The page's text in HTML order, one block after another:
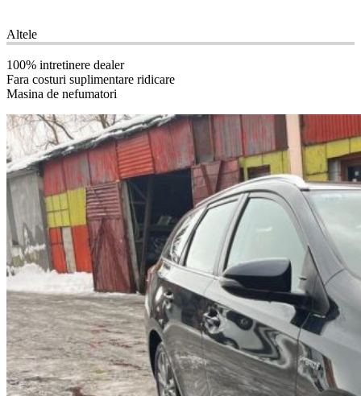
Altele
100% intretinere dealer
Fara costuri suplimentare ridicare
Masina de nefumatori